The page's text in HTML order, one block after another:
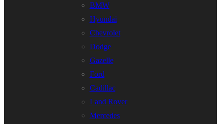
BMW
Hyundai
Chevrolet
Dodge
Gazelle
Ford
Cadillac
Land Rover
Mercedes